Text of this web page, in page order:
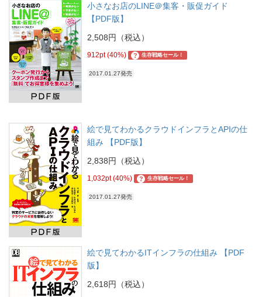
小さなお店のLINE＠集客・販促ガイド
【PDF版】
2,508円（税込）
912pt (40%) ? 生存戦略セール！
2017.01.27発売
絵で見てわかるクラウドインフラとAPIの仕
組み 【PDF版】
2,838円（税込）
1,032pt (40%) ? 生存戦略セール！
2017.01.27発売
絵で見てわかるITインフラの仕組み 【PDF
版】
2,618円（税込）